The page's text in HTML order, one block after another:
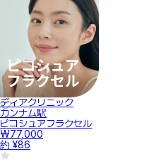
ディアクリニック
カンナム駅
ピコシュアフラクセル
₩77,000
約 ¥86